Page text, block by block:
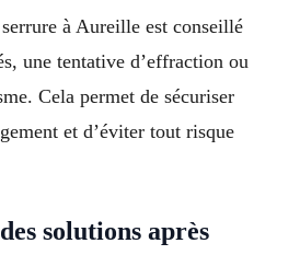
à Aureille est conseillé
une tentative d’effraction ou
Cela permet de sécuriser
et d’éviter tout risque
solutions après